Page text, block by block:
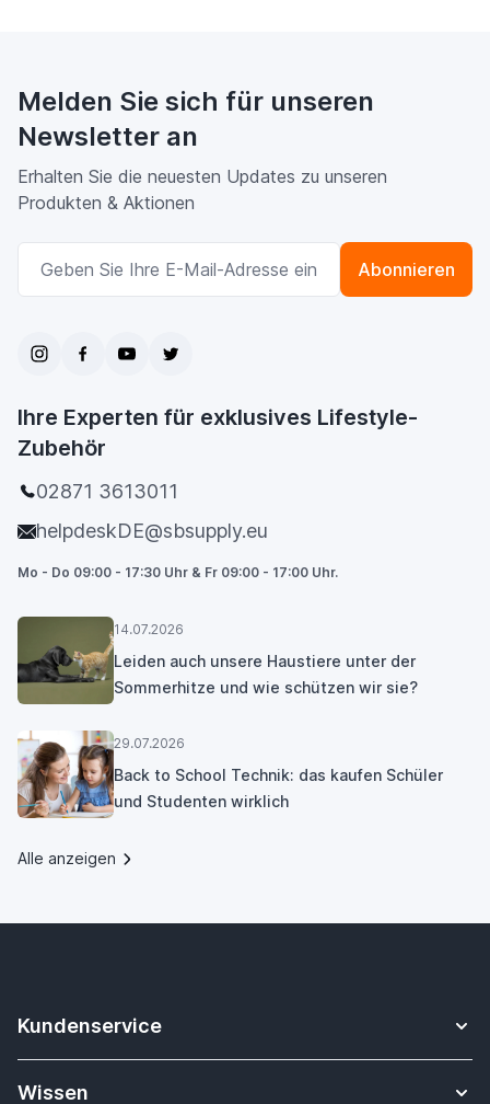
Melden Sie sich für unseren
Newsletter an
Erhalten Sie die neuesten Updates zu unseren
Produkten & Aktionen
E-Mailadresse
Abonnieren
Ihre Experten für exklusives Lifestyle-
Zubehör
02871 3613011
helpdeskDE@sbsupply.eu
Mo - Do 09:00 - 17:30 Uhr & Fr 09:00 - 17:00 Uhr.
14.07.2026
Leiden auch unsere Haustiere unter der
Sommerhitze und wie schützen wir sie?
29.07.2026
Back to School Technik: das kaufen Schüler
und Studenten wirklich
Alle anzeigen
Kundenservice
Kontakt
Wissen